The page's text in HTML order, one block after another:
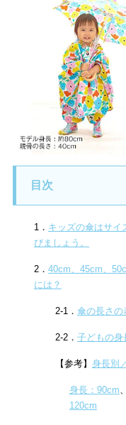
目次
1． キッズの傘はサイ
びましょう。
2． 40cm、45cm、
には？
2-1． 傘の長さの
2-2． 子どもの身
【参考】 身長別
身長：90cm
120cm